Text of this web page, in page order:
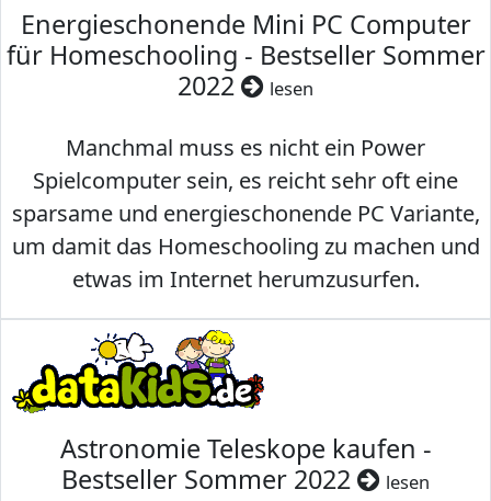
Energieschonende Mini PC Computer
für Homeschooling - Bestseller Sommer
2022
lesen
Manchmal muss es nicht ein Power
Spielcomputer sein, es reicht sehr oft eine
sparsame und energieschonende PC Variante,
um damit das Homeschooling zu machen und
etwas im Internet herumzusurfen.
Astronomie Teleskope kaufen -
Bestseller Sommer 2022
lesen